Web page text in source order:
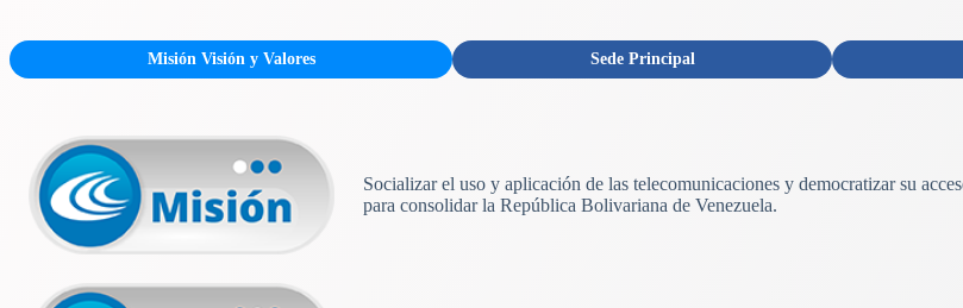
Misión Visión y Valores Sede Principal
Socializar el uso y aplicación de las telecomunicaciones y democratizar su
para consolidar la República Bolivariana de Venezuela.